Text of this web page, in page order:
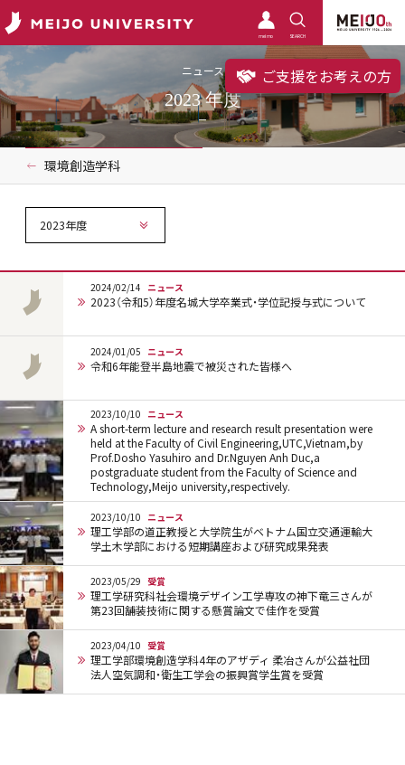
meimo SEARCH
ご支援をお考えの方
ニュース
2023 年度
環境創造学科
2023年度
2024/02/14 ニュース
2023（令和5）年度名城大学卒業式・学位記授与式について
2024/01/05 ニュース
令和6年能登半島地震で被災された皆様へ
2023/10/10 ニュース
A short-term lecture and research result presentation were
held at the Faculty of Civil Engineering,UTC,Vietnam,by
Prof.Dosho Yasuhiro and Dr.Nguyen Anh Duc,a
postgraduate student from the Faculty of Science and
Technology,Meijo university,respectively.
2023/10/10 ニュース
理工学部の道正教授と大学院生がベトナム国立交通運輸大
学土木学部における短期講座および研究成果発表
2023/05/29 受賞
理工学研究科社会環境デザイン工学専攻の神下竜三さんが
第23回舗装技術に関する懸賞論文で佳作を受賞
2023/04/10 受賞
理工学部環境創造学科4年のアザディ 柔冶さんが公益社団
法人空気調和・衛生工学会の振興賞学生賞を受賞